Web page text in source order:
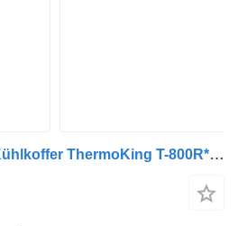
MAN TGS 26.440 BL*Kühlkoffer ThermoKing T-800R*GERMA